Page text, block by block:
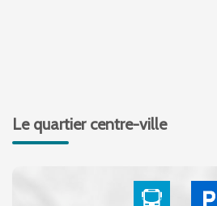
Le quartier centre-ville